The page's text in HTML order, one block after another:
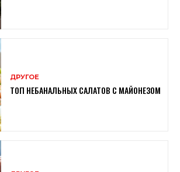
ДРУГОЕ
ТОП НЕБАНАЛЬНЫХ САЛАТОВ С МАЙОНЕЗОМ